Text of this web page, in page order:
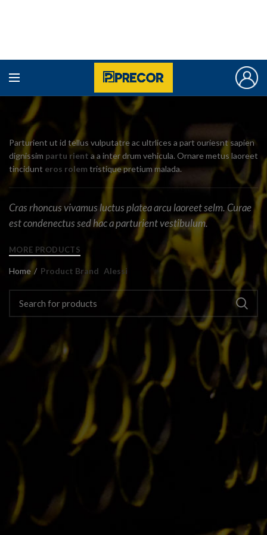
Parturient ut id tellus vulputatre ac ultrlices a part ouriesnt sapien
dignissim partu rient a a inter drum vehicula. Ornare metus laoreet
tincidunt eros rolem tristique pretium malada.
Cras rhoncus vivamus luctus platea arcu laoreet selm. Curae
est condenectus sed hac a parturient vestibulum.
MORE PRODUCTS
Home Product Brand Alessi